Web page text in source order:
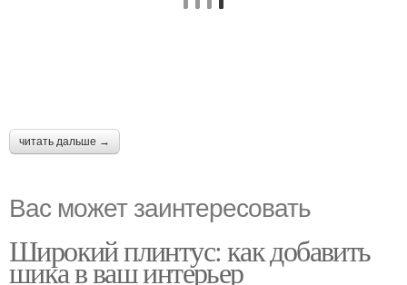
читать дальше →
Вас может заинтересовать
Широкий плинтус: как добавить
шика в ваш интерьер